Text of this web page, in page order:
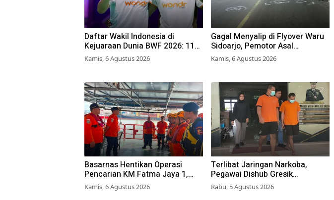
Daftar Wakil Indonesia di
Kejuaraan Dunia BWF 2026: 11
Wakil Merah Putih Berjuang Naik
Podium Tertinggi
Kamis, 6 Agustus 2026
Gagal Menyalip di Flyover Waru
Sidoarjo, Pemotor Asal
Probolinggo Tewas Tertabrak
Kamis, 6 Agustus 2026
Basarnas Hentikan Operasi
Pencarian KM Fatma Jaya 1,
Lima ABK Masih Hilang
Kamis, 6 Agustus 2026
Terlibat Jaringan Narkoba,
Pegawai Dishub Gresik
Ditangkap Polisi
Rabu, 5 Agustus 2026